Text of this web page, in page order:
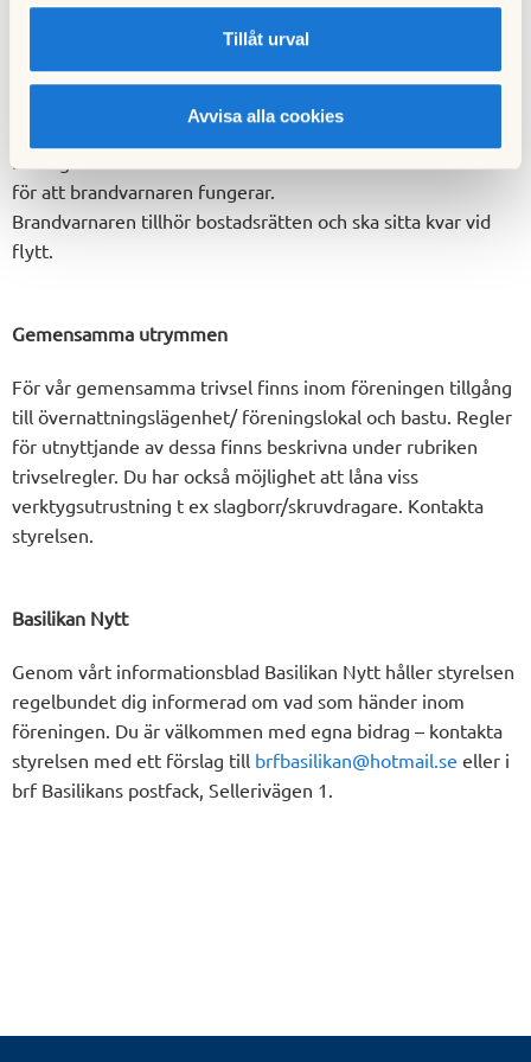
Tillåt urval
Avvisa alla cookies
bostadsrättsinnehavaren respektive föreningen framgår av
Din lägenhet är försedd med brandvarnare och du ansvarar
för att brandvarnaren fungerar.
Brandvarnaren tillhör bostadsrätten och ska sitta kvar vid
flytt.
Gemensamma utrymmen
För vår gemensamma trivsel finns inom föreningen tillgång
till övernattningslägenhet/ föreningslokal och bastu. Regler
för utnyttjande av dessa finns beskrivna under rubriken
trivselregler. Du har också möjlighet att låna viss
verktygsutrustning t ex slagborr/skruvdragare. Kontakta
styrelsen.
Basilikan Nytt
Genom vårt informationsblad Basilikan Nytt håller styrelsen
regelbundet dig informerad om vad som händer inom
föreningen. Du är välkommen med egna bidrag – kontakta
styrelsen med ett förslag till brfbasilikan@hotmail.se eller i
brf Basilikans postfack, Sellerivägen 1.